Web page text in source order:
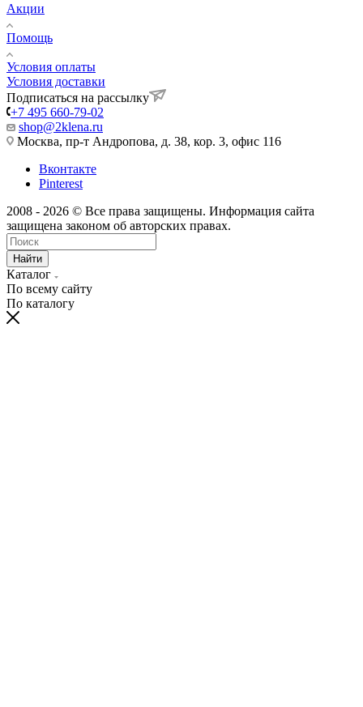
Акции
Помощь
Условия оплаты
Условия доставки
Подписаться на рассылку
+7 495 660-79-02
shop@2klena.ru
Москва, пр-т Андропова, д. 38, кор. 3, офис 116
Вконтакте
Pinterest
2008 - 2026 © Все права защищены. Информация сайта
защищена законом об авторских правах.
Найти
Каталог
По всему сайту
По каталогу